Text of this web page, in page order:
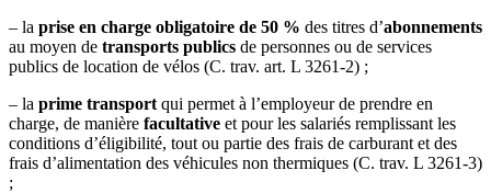
– la prise en charge obligatoire de 50 % des titres d’abonnements
au moyen de transports publics de personnes ou de services
publics de location de vélos (C. trav. art. L 3261-2) ;
– la prime transport qui permet à l’employeur de prendre en
charge, de manière facultative et pour les salariés remplissant les
conditions d’éligibilité, tout ou partie des frais de carburant et des
frais d’alimentation des véhicules non thermiques (C. trav. L 3261-3)
;